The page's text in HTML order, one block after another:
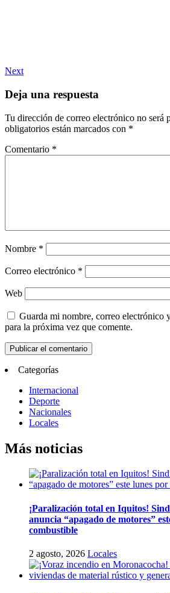
Next
Deja una respuesta
Tu dirección de correo electrónico no será
obligatorios están marcados con *
Comentario *
Nombre *
Correo electrónico *
Web
Guarda mi nombre, correo electrónico
para la próxima vez que comente.
Categorías
Internacional
Deporte
Nacionales
Locales
Más noticias
¡Paralización total en Iquitos!
anuncia “apagado de motores”
combustible
2 agosto, 2026 Locales